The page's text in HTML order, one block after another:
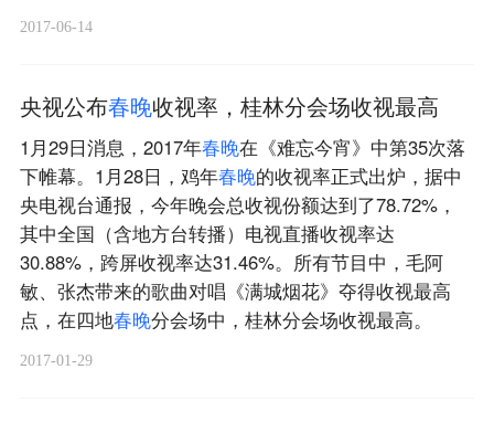
2017-06-14
央视公布春晚收视率，桂林分会场收视最高
1月29日消息，2017年春晚在《难忘今宵》中第35次落
下帷幕。1月28日，鸡年春晚的收视率正式出炉，据中
央电视台通报，今年晚会总收视份额达到了78.72%，
其中全国（含地方台转播）电视直播收视率达
30.88%，跨屏收视率达31.46%。所有节目中，毛阿
敏、张杰带来的歌曲对唱《满城烟花》夺得收视最高
点，在四地春晚分会场中，桂林分会场收视最高。
2017-01-29